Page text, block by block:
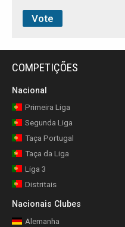
COMPETIÇÕES
Nacional
Primeira Liga
Segunda Liga
Taça Portugal
Taça da Liga
Liga 3
Distritais
Nacionais Clubes
Alemanha